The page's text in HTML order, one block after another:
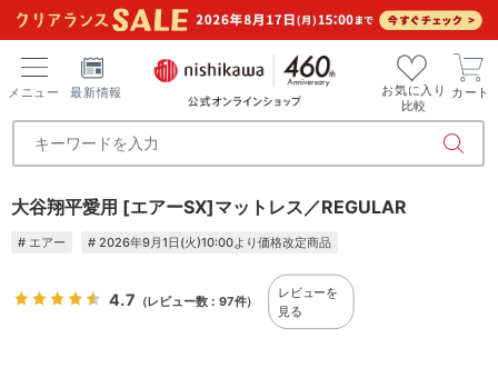
メニュー 最新情報
お気に入り
比較
カート
大谷翔平愛用 [エアーSX]マットレス／REGULAR
# エアー # 2026年9月1日(火)10:00より価格改定商品
4.7 （レビュー数：97件）
レビューを
見る